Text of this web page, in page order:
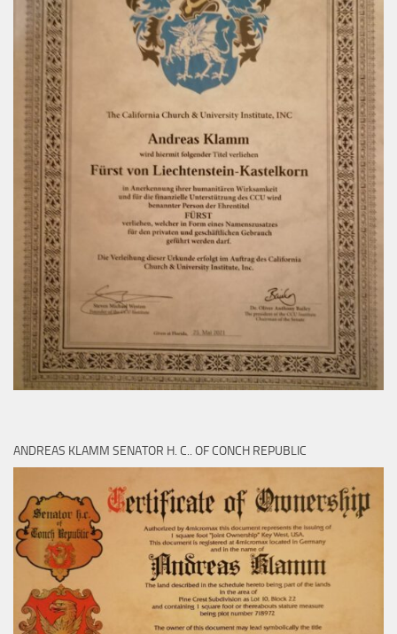
ANDREAS KLAMM SENATOR H. C.. OF CONCH REPUBLIC